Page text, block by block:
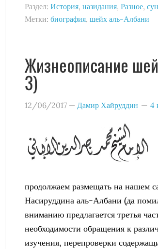
Раздел: История, назидания, Разное,
Метки: биография, шейх аль-Албани
Жизнеописание
3)
12/06/2017 — Дамир Хайруддин 4
продолжаем размещать на нашем
Насируддина аль-Албани (да
вниманию предлагается третья
необходимости обращения к
изучения, перепроверки